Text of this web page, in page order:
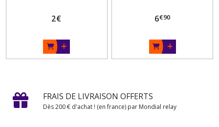
2€ 6€90
FRAIS DE LIVRAISON OFFERTS
Dès 200 € d'achat ! (en france) par Mondial relay